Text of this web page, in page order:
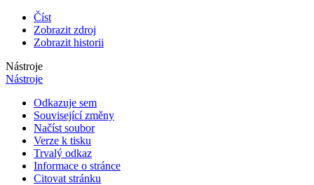
Číst
Zobrazit zdroj
Zobrazit historii
Nástroje
Nástroje
Odkazuje sem
Související změny
Načíst soubor
Verze k tisku
Trvalý odkaz
Informace o stránce
Citovat stránku